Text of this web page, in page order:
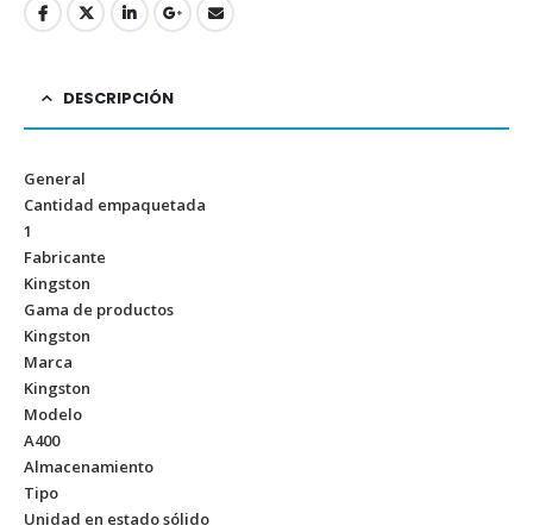
DESCRIPCIÓN
General
Cantidad empaquetada
1
Fabricante
Kingston
Gama de productos
Kingston
Marca
Kingston
Modelo
A400
Almacenamiento
Tipo
Unidad en estado sólido